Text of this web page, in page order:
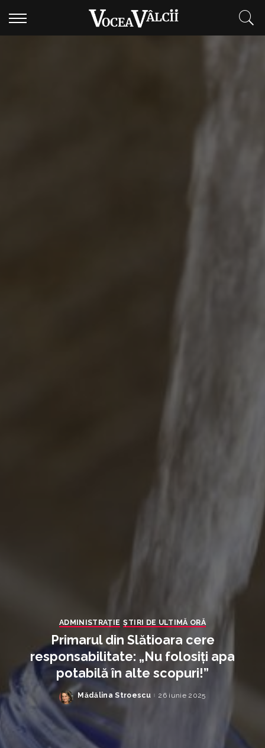
ADMINISTRAŢIE ȘTIRI DE ULTIMĂ ORĂ
Primarul din Slătioara cere
responsabilitate: „Nu folosiți apa
potabilă în alte scopuri!”
Posted
Mădălina Stroescu 26 iunie 2025